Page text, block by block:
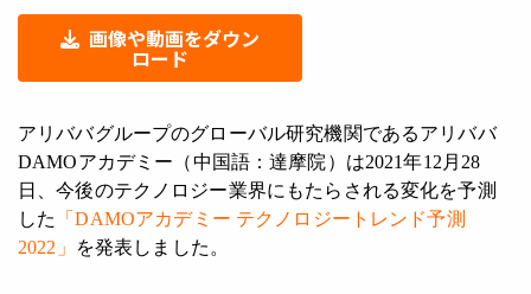
画像や動画をダウン
ロード
アリババグループのグローバル研究機関であるアリババ
DAMOアカデミー（中国語：達摩院）は2021年12月28
日、今後のテクノロジー業界にもたらされる変化を予測
した
「DAMOアカデミー テクノロジートレンド予測
2022 」 を発表しました。